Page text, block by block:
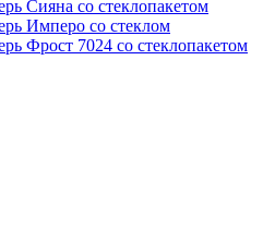
Сияна со стеклопакетом
Имперо со стеклом
Фрост 7024 со стеклопакетом